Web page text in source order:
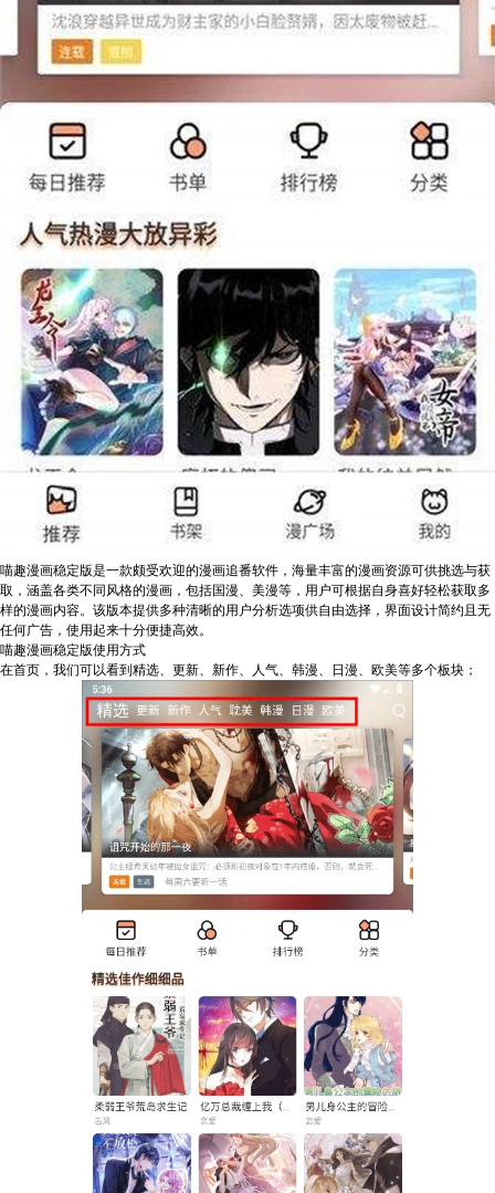
喵趣漫画稳定版是一款颇受欢迎的漫画追番软件，海量丰富的漫画资源可供挑选与获
取，涵盖各类不同风格的漫画，包括国漫、美漫等，用户可根据自身喜好轻松获取多
样的漫画内容。该版本提供多种清晰的用户分析选项供自由选择，界面设计简约且无
任何广告，使用起来十分便捷高效。
喵趣漫画稳定版使用方式
在首页，我们可以看到精选、更新、新作、人气、韩漫、日漫、欧美等多个板块；